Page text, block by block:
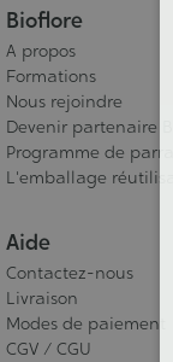
Bioflore
A propos
Formations
Nous rejoindre
Devenir partenaire
Programme de
L'emballage
Aide
Contactez-nous
Livraison
Modes de paiement
CGV / CGU